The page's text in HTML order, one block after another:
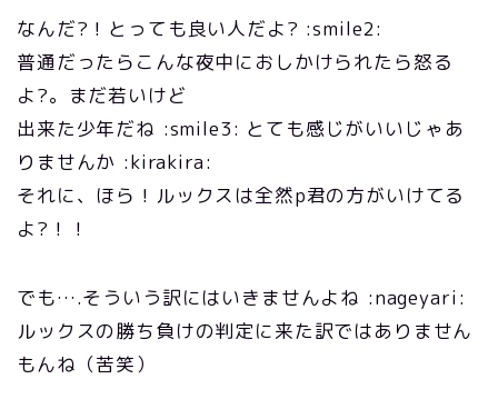
なんだ?！とっても良い人だよ? :smile2:
普通だったらこんな夜中におしかけられたら怒る
よ?。まだ若いけど
出来た少年だね :smile3: とても感じがいいじゃあ
りませんか :kirakira:
それに、ほら！ルックスは全然p君の方がいけてる
よ?！！
でも….そういう訳にはいきませんよね :nageyari:
ルックスの勝ち負けの判定に来た訳ではありません
もんね（苦笑）